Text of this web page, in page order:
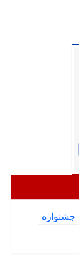
جشنواره